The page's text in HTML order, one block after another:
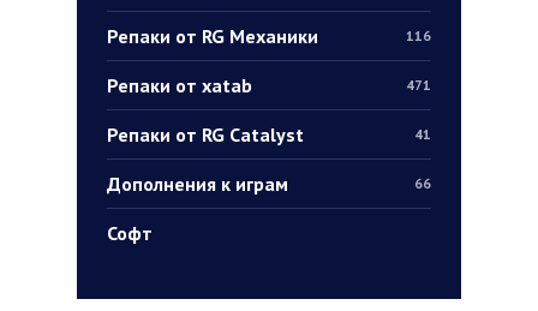
Репаки от RG Механики 116
Репаки от xatab 471
Репаки от RG Catalyst 41
Дополнения к играм 66
Софт